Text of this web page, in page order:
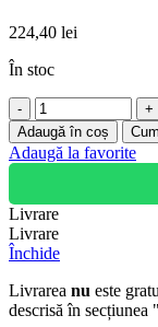
224,40 lei
În stoc
Cantitate
Pompa
de
Stropit
Acumulator
cu
dublu
motor,
10
Bar,
Adaugă în coș
Adaugă la favorite
Livrare
Livrare
Închide
Livrarea nu este
descrisă în